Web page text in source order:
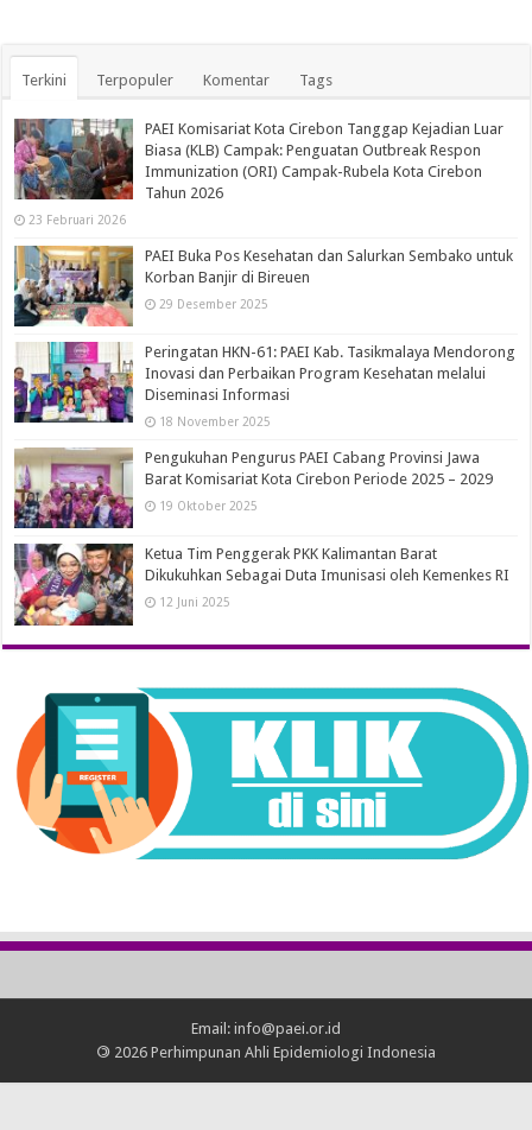
Terkini Terpopuler Komentar Tags
PAEI Komisariat Kota Cirebon Tanggap Kejadian Luar
Biasa (KLB) Campak: Penguatan Outbreak Respon
Immunization (ORI) Campak-Rubela Kota Cirebon
Tahun 2026
23 Februari 2026
PAEI Buka Pos Kesehatan dan Salurkan Sembako untuk
Korban Banjir di Bireuen
29 Desember 2025
Peringatan HKN-61: PAEI Kab. Tasikmalaya Mendorong
Inovasi dan Perbaikan Program Kesehatan melalui
Diseminasi Informasi
18 November 2025
Pengukuhan Pengurus PAEI Cabang Provinsi Jawa
Barat Komisariat Kota Cirebon Periode 2025 – 2029
19 Oktober 2025
Ketua Tim Penggerak PKK Kalimantan Barat
Dikukuhkan Sebagai Duta Imunisasi oleh Kemenkes RI
12 Juni 2025
Email: info@paei.or.id
© 2026 Perhimpunan Ahli Epidemiologi Indonesia